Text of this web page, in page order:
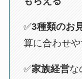
✅3種類のお
算に合わせ
✅家族経営な